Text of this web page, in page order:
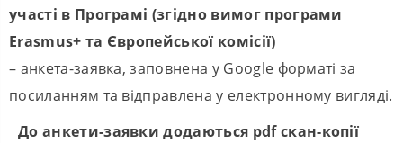
участі в Програмі (згідно вимог програми
Erasmus+ та Європейської комісії)
– анкета-заявка, заповнена у Google форматі за
посиланням та відправлена у електронному вигляді.
До анкети-заявки додаються pdf скан-копії